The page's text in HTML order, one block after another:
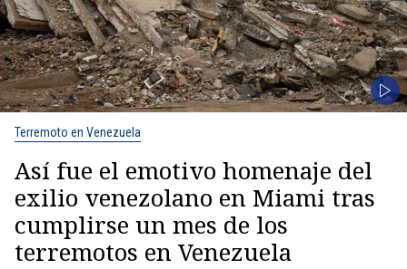
Terremoto en Venezuela
Así fue el emotivo homenaje del
exilio venezolano en Miami tras
cumplirse un mes de los
terremotos en Venezuela